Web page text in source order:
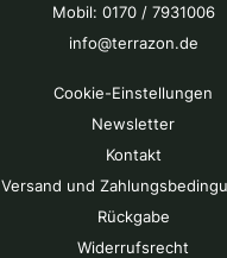
Mobil: 0170 / 7931006
info@terrazon.de
Cookie-Einstellungen
Newsletter
Kontakt
Versand und
Rückgabe
Widerrufsrecht